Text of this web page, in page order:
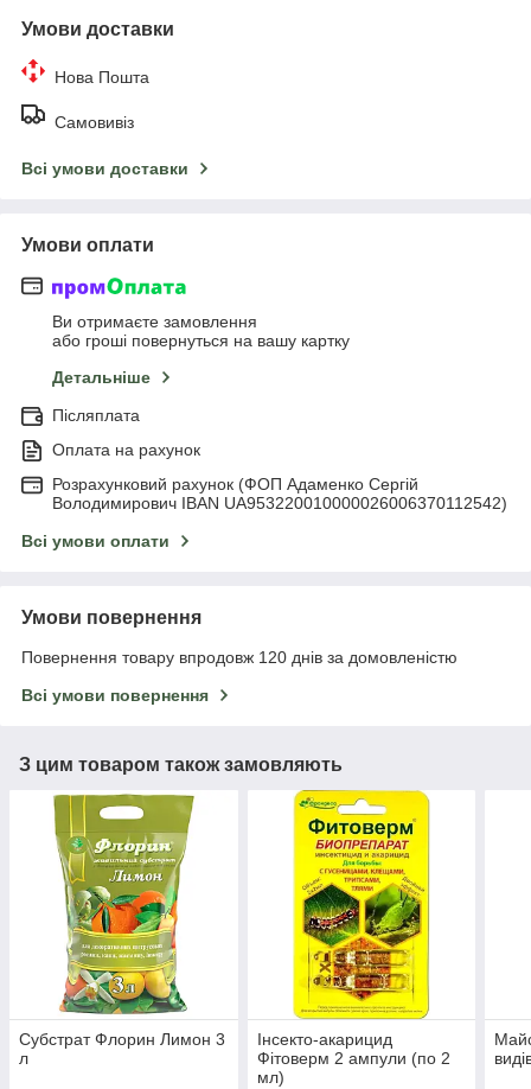
Умови доставки
Нова Пошта
Самовивіз
Всі умови доставки
Умови оплати
Ви отримаєте замовлення
або гроші повернуться на вашу картку
Детальніше
Післяплата
Оплата на рахунок
Розрахунковий рахунок (ФОП Адаменко Сергій
Володимирович IBAN UA953220010000026006370112542)
Всі умови оплати
Умови повернення
Повернення товару впродовж 120 днів за домовленістю
Всі умови повернення
З цим товаром також замовляють
Субстрат Флорин Лимон 3
л
Інсекто-акарицид
Фітоверм 2 ампули (по 2
мл)